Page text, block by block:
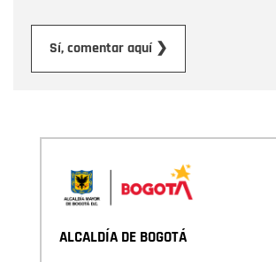
Sí, comentar aquí ❯
ALCALDÍA DE BOGOTÁ